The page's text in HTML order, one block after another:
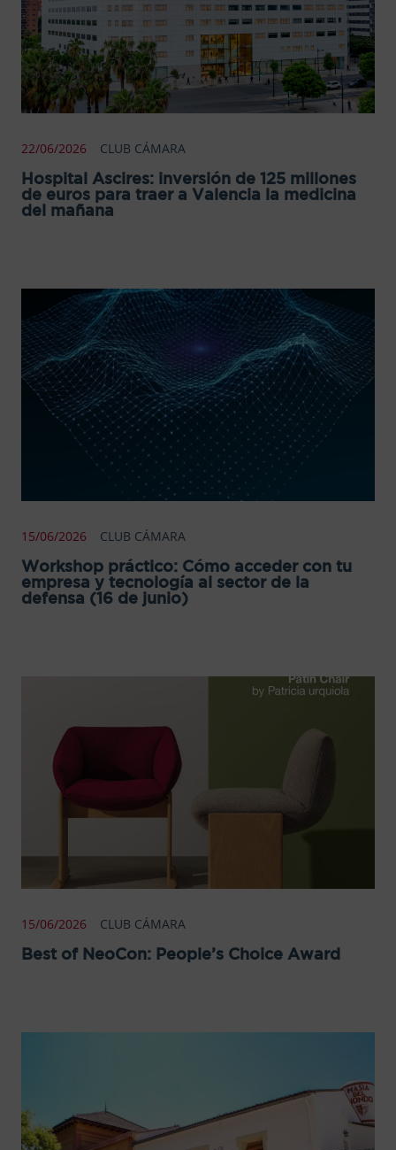
22/06/2026 CLUB CÁMARA
Hospital Ascires: inversión de 125 millones
de euros para traer a Valencia la medicina
del mañana
15/06/2026 CLUB CÁMARA
Workshop práctico: Cómo acceder con tu
empresa y tecnología al sector de la
defensa (16 de junio)
15/06/2026 CLUB CÁMARA
Best of NeoCon: People’s Choice Award